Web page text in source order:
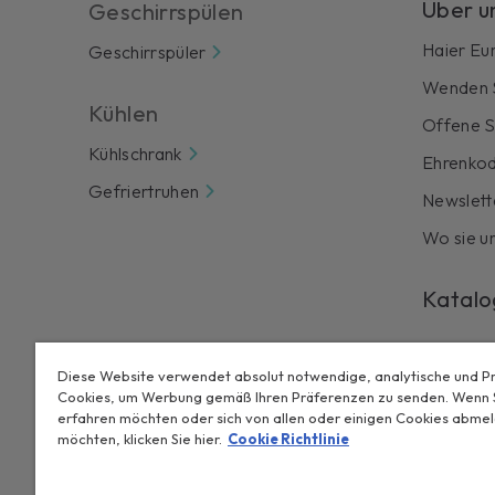
Geschirrspülen
Geschirrspüler
Kühlen
Kühlschrank
Gefriertruhen
Über
Haier
Wenden
Offene
Wo sie
CANDY HOOVER GROUP S.r.I. - mit Alleingesellschafter -
- Italien - VERWALTUNGSSITZE: Via Privata Eden Fumagalli
22 - 20871 Vimercate (MB) - Italien - Tel.: +39.039.2086.1 -
35.000.000,00 EUR voll eingezahlt - Steuernr. und Nr. der
Brianza-Lodi 04666310158 - USt-IdNr. 00786860965 - REA-
Diese Website verwendet absolut notwendige, analytische und
Cookies, um Werbung gemäß Ihren Präferenzen zu senden. Wenn
erfahren möchten oder sich von allen oder einigen Cookies
möchten, klicken Sie hier. Cookie Richtlinie